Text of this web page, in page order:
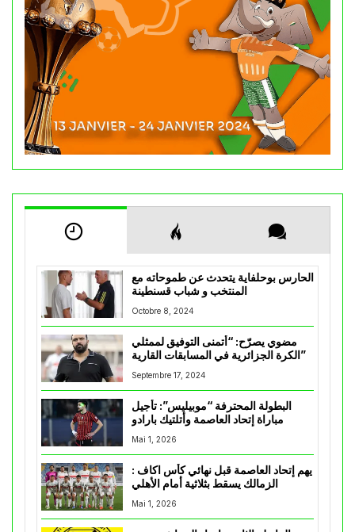
الحارس بوحلفاية يتحدث عن طموحاته مع
المنتخب و شباب قسنطينة
Octobre 8, 2024
مضوي يصرّح: “أتمنى التوفيق لممثلي
الكرة الجزائرية في المسابقات القارية”
Septembre 17, 2024
البطولة المحترفة “موبيليس”: تأجيل
مباراة إتحاد العاصمة وأتلتيك بارادو
Mai 1, 2026
يهم إتحاد العاصمة قبل نهائي كأس اكاف :
Mai 1, 2026